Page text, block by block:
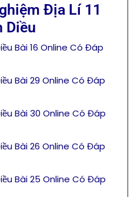
Địa Lí 11
Diều
Bài 16 Online Có Đáp
Bài 29 Online Có Đáp
Bài 30 Online Có Đáp
Bài 26 Online Có Đáp
Bài 25 Online Có Đáp